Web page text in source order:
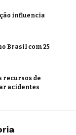
influencia
Brasil com 25
recursos de
acidentes